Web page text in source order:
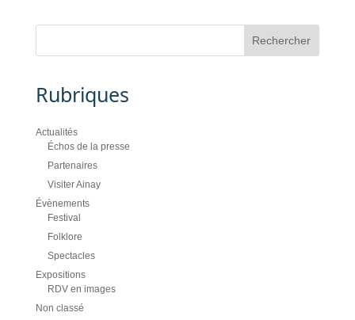
Rubriques
Actualités
Échos de la presse
Partenaires
Visiter Ainay
Évènements
Festival
Folklore
Spectacles
Expositions
RDV en images
Non classé